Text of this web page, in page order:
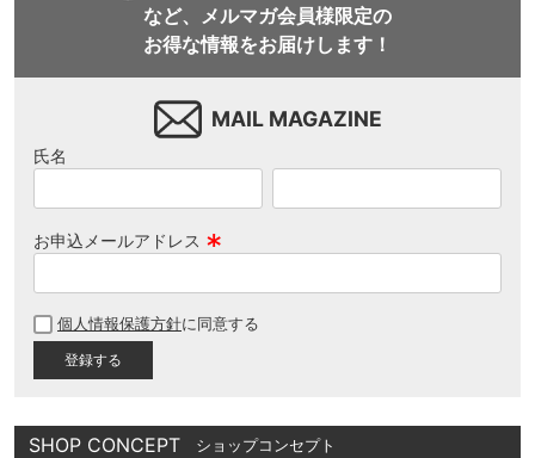
など、メルマガ会員様限定の
お得な情報をお届けします！
MAIL MAGAZINE
氏名
お申込メールアドレス
須
個人情報保護方針に同意する
SHOP CONCEPT ショップコンセプト